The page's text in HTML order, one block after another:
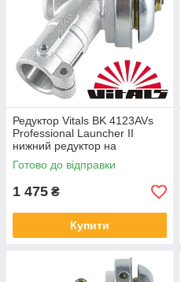
Редуктор Vitals BK 4123AVs
Professional Launcher II
нижний редуктор на
бензотример Віталс 4123
Готово до відправки
1 475 ₴
Купити